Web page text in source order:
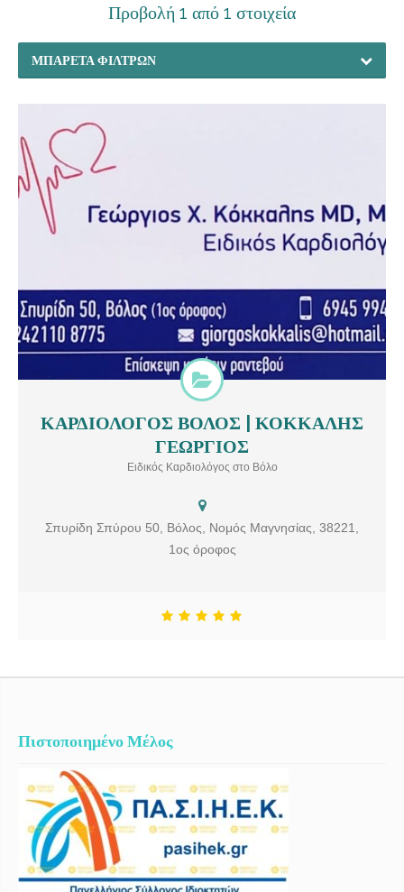
Προβολή 1 από 1 στοιχεία
ΜΠΑΡΈΤΑ ΦΊΛΤΡΩΝ
ΚΑΡΔΙΟΛΟΓΟΣ ΒΟΛΟΣ | ΚΟΚΚΑΛΗΣ ΓΕΩΡΓΙΟΣ Ο ΚΟΚΚΑΛΗΣ Χ
ΓΕΩΡΓΙΟΣ MD, MSc είναι ειδικός καρδιολόγος και διατηρεί
σύγχρονο καρδιολογικό ιατρείο στο Βόλο.
ΚΑΡΔΙΟΛΟΓΟΣ ΒΟΛΟΣ | ΚΟΚΚΑΛΗΣ
ΓΕΩΡΓΙΟΣ
Ειδικός Καρδιολόγος στο Βόλο
Σπυρίδη Σπύρου 50, Βόλος, Νομός Μαγνησίας, 38221,
1ος όροφος
Πιστοποιημένο Μέλος